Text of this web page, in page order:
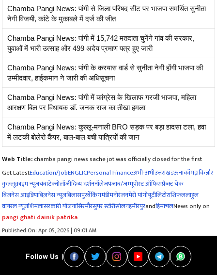
Chamba Pangi News: पांगी से जिला परिषद सीट पर भाजपा समर्थित सुनीता
नेगी विजयी, कांटे के मुकाबले में दर्ज की जीत
Chamba Pangi News: पांगी में 15,742 मतदाता चुनेंगे गांव की सरकार,
युवाओं में भारी उत्साह और 499 अदेय प्रमाण पत्र हुए जारी
Chamba Pangi News: पांगी के करयास वार्ड से सुनीता नेगी होंगी भाजपा की
उम्मीदवार, हाईकमान ने जारी की अधिसूचना
Chamba Pangi News: पांगी में कांग्रेस के खिलाफ गरजी भाजपा, महिला
आरक्षण बिल पर विधायक डॉ. जनक राज का तीखा हमला
Chamba Pangi News: कुल्लू-मनाली BRO सड़क पर बड़ा हादसा टला, हवा
में लटकी बोलेरो कैंपर, बाल-बाल बची यात्रियों की जान
Web Title:chamba pangi news sache jot was officially closed for the first
Get LatestEducation/JobENGLICPersonal Financeअभी-अभीउत्तराखंडऊनाकाँगड़ाकिन्नौर
कुल्लूक्राइम न्यूजचंबाटेक्नोलॉजीदिव्य दर्शननॉलेजपंजाब/जम्मूपोस्ट ऑफिसफ़ैक्ट चेक
बिजनेस आइडियाबिज़नेस न्यूज़बिलासपुरबैंकिंगमंडीमनोरंजनमेरी पांगीयूटीलिटीराशिफललाहुल
वायरल न्यूज़शिमलासरकारी योजनासिरमौरसुपर स्टोरीसोलनहमीरपुरandहिमाचलNews only on
pangi ghati dainik patrika
Published On: Apr 05, 2026 | 09:01 AM
Follow Us